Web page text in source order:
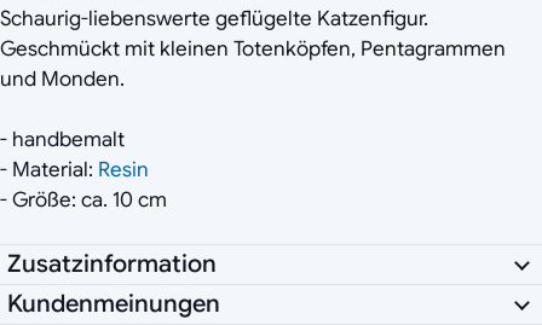
Schaurig-liebenswerte geflügelte Katzenfigur.
Geschmückt mit kleinen Totenköpfen, Pentagrammen
und Monden.
- handbemalt
- Material: Resin
- Größe: ca. 10 cm
Zusatzinformation
Kundenmeinungen